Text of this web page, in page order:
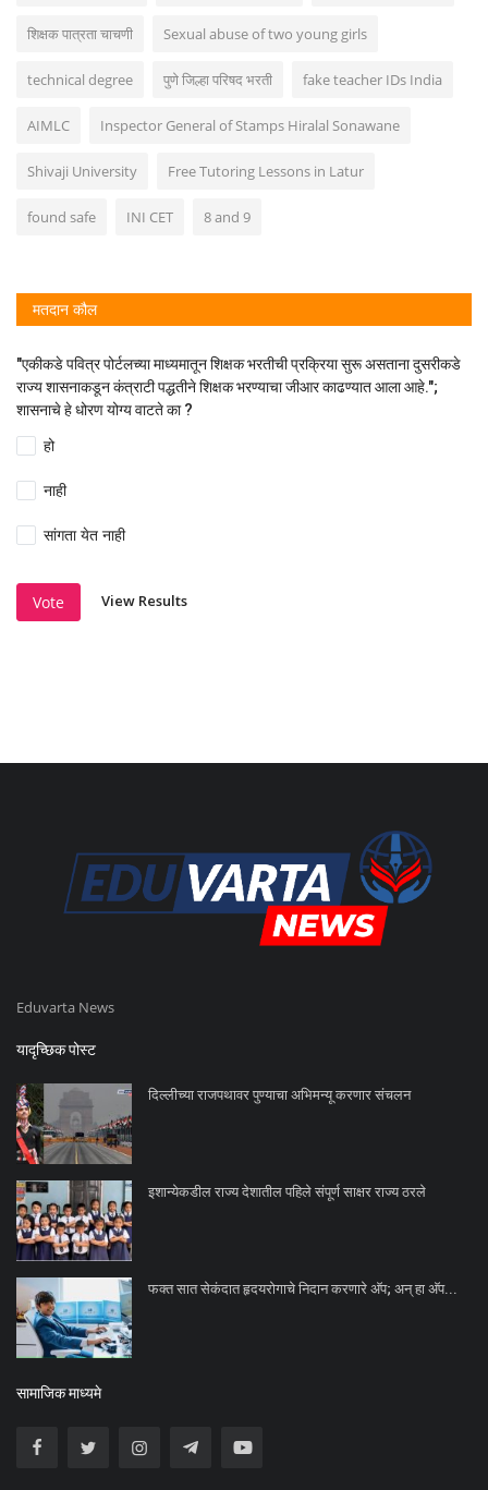
शिक्षक पात्रता चाचणी Sexual abuse of two young girls
technical degree पुणे जिल्हा परिषद भरती fake teacher IDs India
AIMLC Inspector General of Stamps Hiralal Sonawane
Shivaji University Free Tutoring Lessons in Latur
found safe INI CET 8 and 9
मतदान कौल
"एकीकडे पवित्र पोर्टलच्या माध्यमातून शिक्षक भरतीची प्रक्रिया सुरू असताना दुसरीकडे
राज्य शासनाकडून कंत्राटी पद्धतीने शिक्षक भरण्याचा जीआर काढण्यात आला आहे.";
शासनाचे हे धोरण योग्य वाटते का ?
हो
नाही
सांगता येत नाही
Vote View Results
Eduvarta News
यादृच्छिक पोस्ट
दिल्लीच्या राजपथावर पुण्याचा अभिमन्यू करणार संचलन
इशान्येकडील राज्य देशातील पहिले संपूर्ण साक्षर राज्य ठरले
फक्त सात सेकंदात हृदयरोगाचे निदान करणारे अ‍ॅप; अन् हा अ‍ॅप...
सामाजिक माध्यमे